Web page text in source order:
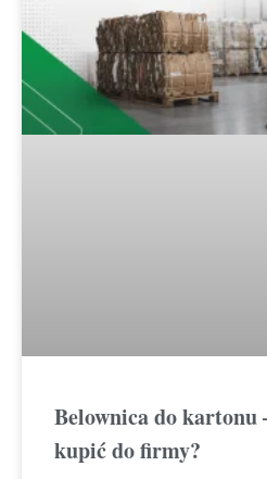
Belownica do
kupić do firmy?